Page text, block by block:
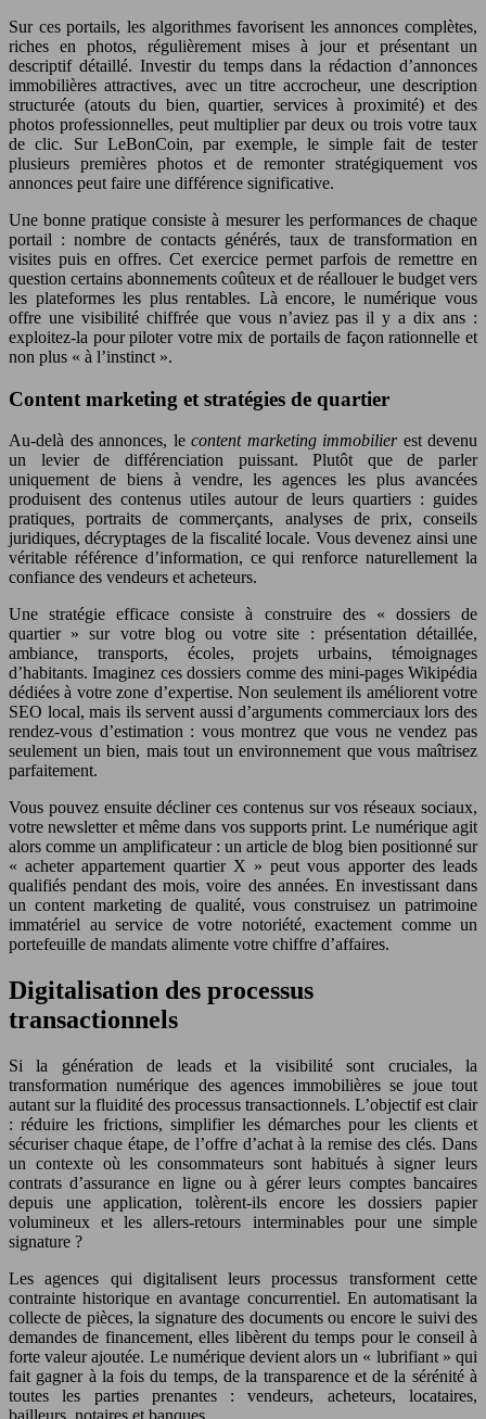
Sur ces portails, les algorithmes favorisent les annonces complètes,
riches en photos, régulièrement mises à jour et présentant un
descriptif détaillé. Investir du temps dans la rédaction d’annonces
immobilières attractives, avec un titre accrocheur, une description
structurée (atouts du bien, quartier, services à proximité) et des
photos professionnelles, peut multiplier par deux ou trois votre taux
de clic. Sur LeBonCoin, par exemple, le simple fait de tester
plusieurs premières photos et de remonter stratégiquement vos
annonces peut faire une différence significative.
Une bonne pratique consiste à mesurer les performances de chaque
portail : nombre de contacts générés, taux de transformation en
visites puis en offres. Cet exercice permet parfois de remettre en
question certains abonnements coûteux et de réallouer le budget vers
les plateformes les plus rentables. Là encore, le numérique vous
offre une visibilité chiffrée que vous n’aviez pas il y a dix ans :
exploitez-la pour piloter votre mix de portails de façon rationnelle et
non plus « à l’instinct ».
Content marketing et stratégies de quartier
Au-delà des annonces, le content marketing immobilierest devenu
un levier de différenciation puissant. Plutôt que de parler
uniquement de biens à vendre, les agences les plus avancées
produisent des contenus utiles autour de leurs quartiers : guides
pratiques, portraits de commerçants, analyses de prix, conseils
juridiques, décryptages de la fiscalité locale. Vous devenez ainsi une
véritable référence d’information, ce qui renforce naturellement la
confiance des vendeurs et acheteurs.
Une stratégie efficace consiste à construire des « dossiers de
quartier » sur votre blog ou votre site : présentation détaillée,
ambiance, transports, écoles, projets urbains, témoignages
d’habitants. Imaginez ces dossiers comme des mini-pages Wikipédia
dédiées à votre zone d’expertise. Non seulement ils améliorent votre
SEO local, mais ils servent aussi d’arguments commerciaux lors des
rendez-vous d’estimation : vous montrez que vous ne vendez pas
seulement un bien, mais tout un environnement que vous maîtrisez
parfaitement.
Vous pouvez ensuite décliner ces contenus sur vos réseaux sociaux,
votre newsletter et même dans vos supports print. Le numérique agit
alors comme un amplificateur : un article de blog bien positionné sur
« acheter appartement quartier X » peut vous apporter des leads
qualifiés pendant des mois, voire des années. En investissant dans
un content marketing de qualité, vous construisez un patrimoine
immatériel au service de votre notoriété, exactement comme un
portefeuille de mandats alimente votre chiffre d’affaires.
Digitalisation des processus
transactionnels
Si la génération de leads et la visibilité sont cruciales, la
transformation numérique des agences immobilières se joue tout
autant sur la fluidité des processus transactionnels. L’objectif est clair
: réduire les frictions, simplifier les démarches pour les clients et
sécuriser chaque étape, de l’offre d’achat à la remise des clés. Dans
un contexte où les consommateurs sont habitués à signer leurs
contrats d’assurance en ligne ou à gérer leurs comptes bancaires
depuis une application, tolèrent-ils encore les dossiers papier
volumineux et les allers-retours interminables pour une simple
signature ?
Les agences qui digitalisent leurs processus transforment cette
contrainte historique en avantage concurrentiel. En automatisant la
collecte de pièces, la signature des documents ou encore le suivi des
demandes de financement, elles libèrent du temps pour le conseil à
forte valeur ajoutée. Le numérique devient alors un « lubrifiant » qui
fait gagner à la fois du temps, de la transparence et de la sérénité à
toutes les parties prenantes : vendeurs, acheteurs, locataires,